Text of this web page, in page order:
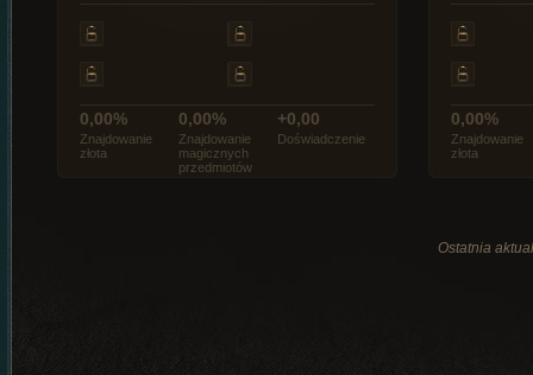
0,00%
Znajdowanie
złota
0,00%
Znajdowanie
magicznych
przedmiotów
+0,00
Doświadczenie
0,00%
Znajdowanie
złota
Ostatnia